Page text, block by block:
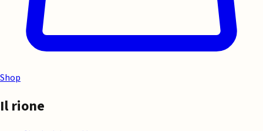
Shop
Il rione